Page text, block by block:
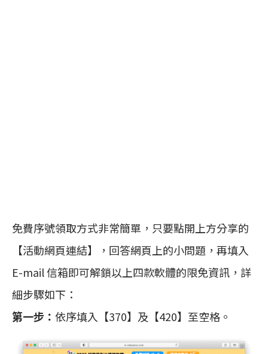
免費序號領取方式非常簡單，只要點開上方分享的
【活動網頁連結】，回答網頁上的小問題，再填入
E-mail 信箱即可解鎖以上四款軟體的限免資訊，詳
細步驟如下：
第一步： 依序填入【370】及【420】至空格。